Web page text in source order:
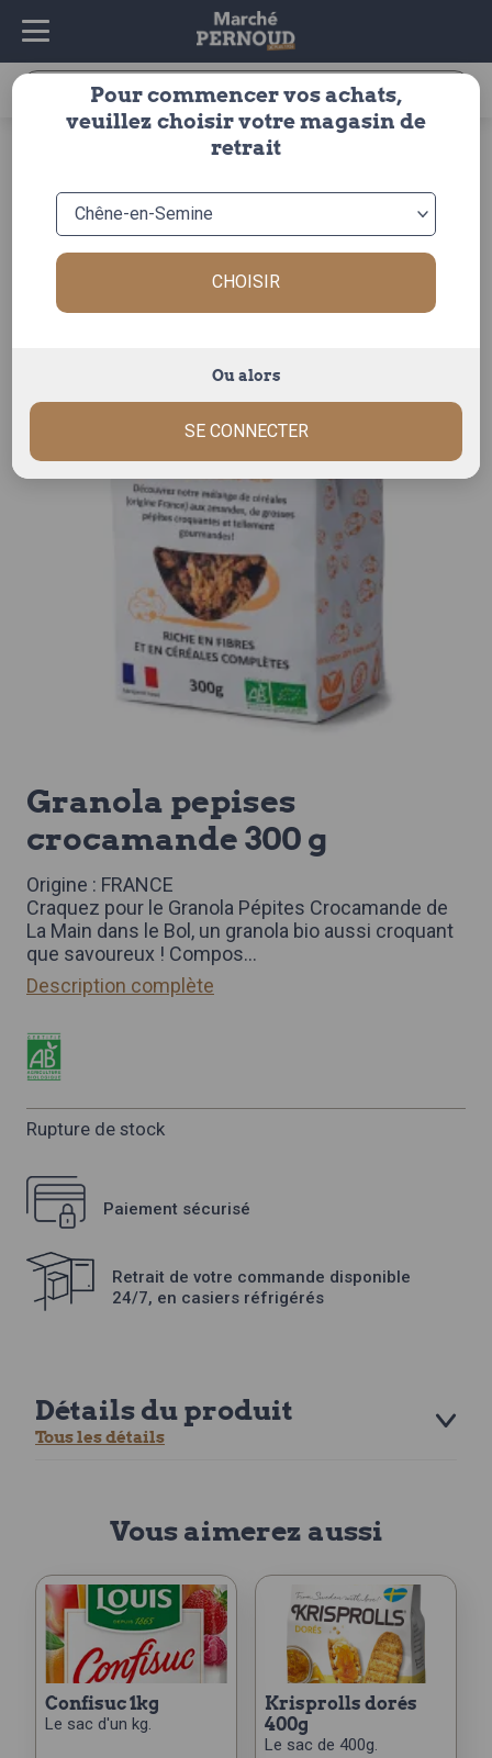
Recherche
épicerie sucrée> granola pepises
granola pepises
crocamande 300 g
Origine : FRANCE
Craquez pour le Granola Pépites Crocamande de
La Main dans le Bol, un granola bio aussi croquant
que savoureux ! Compos...
Description complète
Rupture de stock
Paiement sécurisé
Retrait de votre commande disponible
24/7, en casiers réfrigérés
Détails du produit
Tous les détails
Vous aimerez aussi
confisuc 1kg
Le sac d'un kg.
krisprolls dorés
400g
Le sac de 400g.
Pour commencer vos achats,
veuillez choisir votre magasin de
retrait
CHOISIR
Ou alors
SE CONNECTER